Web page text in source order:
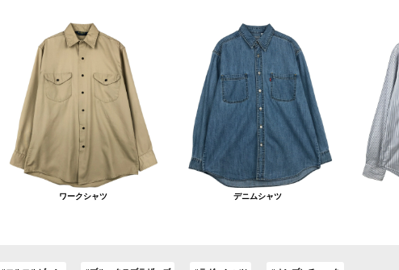
ワークシャツ デニムシャツ